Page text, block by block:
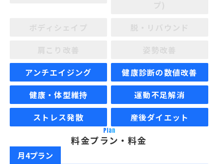
アンチエイジング
健康診断の数値改善
健康・体型維持
運動不足解消
ストレス発散
産後ダイエット
Plan
料金プラン・料金
月4プラン